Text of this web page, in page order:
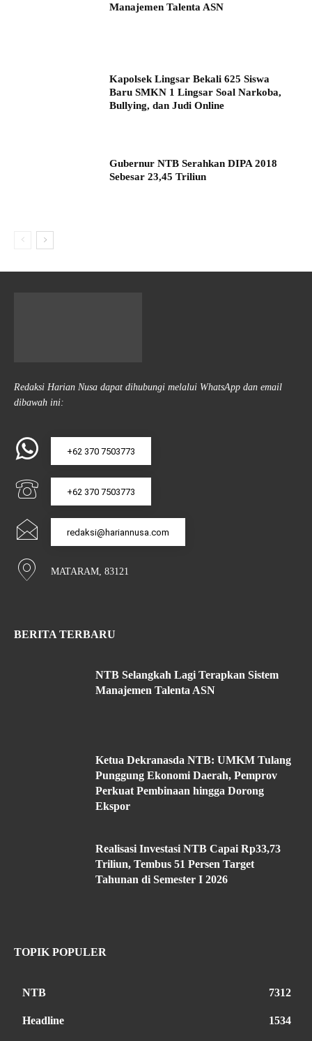
Manajemen Talenta ASN
Kapolsek Lingsar Bekali 625 Siswa
Baru SMKN 1 Lingsar Soal Narkoba,
Bullying, dan Judi Online
Gubernur NTB Serahkan DIPA 2018
Sebesar 23,45 Triliun
Redaksi Harian Nusa dapat dihubungi melalui WhatsApp dan email
dibawah ini:
+62 370 7503773
+62 370 7503773
redaksi@hariannusa.com
MATARAM, 83121
BERITA TERBARU
NTB Selangkah Lagi Terapkan Sistem
Manajemen Talenta ASN
Ketua Dekranasda NTB: UMKM Tulang
Punggung Ekonomi Daerah, Pemprov
Perkuat Pembinaan hingga Dorong
Ekspor
Realisasi Investasi NTB Capai Rp33,73
Triliun, Tembus 51 Persen Target
Tahunan di Semester I 2026
TOPIK POPULER
NTB 7312
Headline 1534